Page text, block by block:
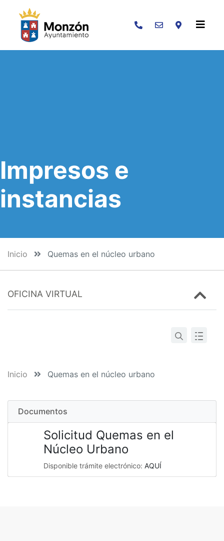
Buscar
Impresos e
instancias
Inicio Quemas en el núcleo urbano
OFICINA VIRTUAL
Inicio Quemas en el núcleo urbano
Documentos
Solicitud Quemas en el
Núcleo Urbano
Disponible trámite electrónico: AQUÍ